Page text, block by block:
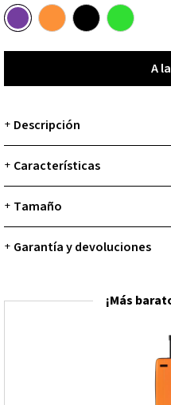
A
A
+ Descripción
+ Características
+ Tamaño
+ Garantía y devoluciones
¡Más